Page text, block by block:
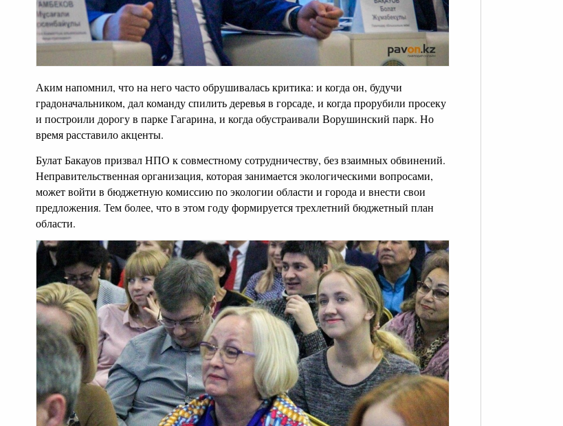
Аким напомнил, что на него часто обрушивалась критика: и когда он, будучи
градоначальником, дал команду спилить деревья в горсаде, и когда прорубили просеку
и построили дорогу в парке Гагарина, и когда обустраивали Ворушинский парк. Но
время расставило акценты.
Булат Бакауов призвал НПО к совместному сотрудничеству, без взаимных обвинений.
Неправительственная организация, которая занимается экологическими вопросами,
может войти в бюджетную комиссию по экологии области и города и внести свои
предложения. Тем более, что в этом году формируется трехлетний бюджетный план
области.